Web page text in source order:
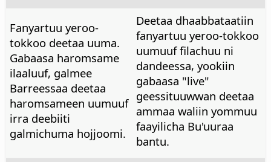
Fanyartuu yeroo-
tokkoo deetaa uuma.
Gabaasa haromsame
ilaaluuf, galmee
Barreessaa deetaa
haromsameen uumuuf
irra deebiiti
galmichuma hojjoomi.
Deetaa dhaabbataatiin
fanyartuu yeroo-tokkoo
uumuuf filachuu ni
dandeessa, yookiin
gabaasa "live"
geessituuwwan deetaa
ammaa waliin yommuu
faayilicha Bu'uuraa
bantu.